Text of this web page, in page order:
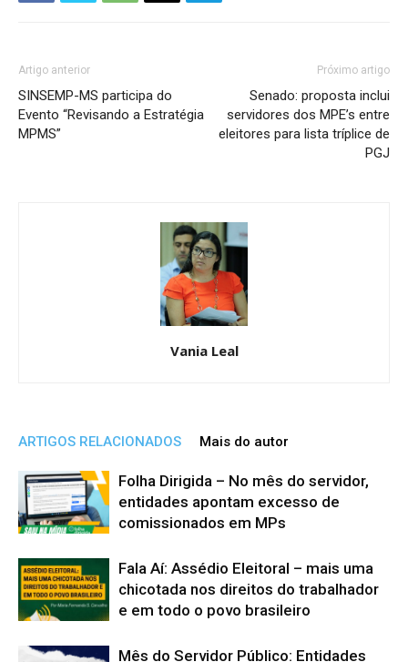
Artigo anterior
SINSEMP-MS participa do
Evento “Revisando a Estratégia
MPMS”
Próximo artigo
Senado: proposta inclui
servidores dos MPE’s entre
eleitores para lista tríplice de
PGJ
Vania Leal
ARTIGOS RELACIONADOS Mais do autor
Folha Dirigida – No mês do servidor,
entidades apontam excesso de
comissionados em MPs
Fala Aí: Assédio Eleitoral – mais uma
chicotada nos direitos do trabalhador
e em todo o povo brasileiro
Mês do Servidor Público: Entidades